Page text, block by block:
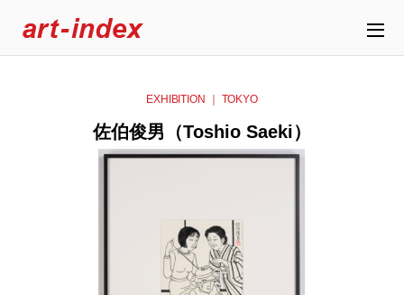
EXHIBITION ｜ TOKYO
佐伯俊男（Toshio Saeki）